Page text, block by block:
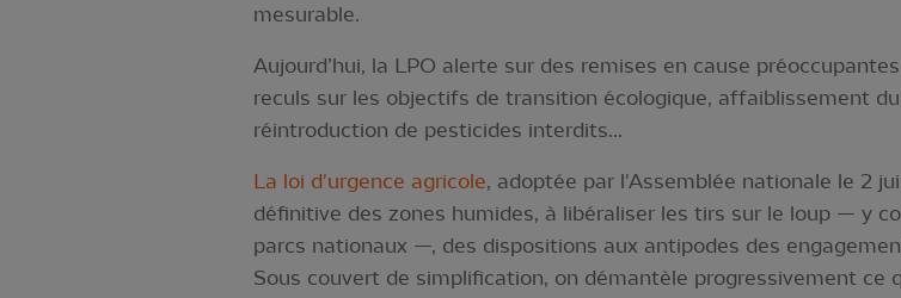
mesurable.
Aujourd’hui, la LPO alerte sur des remises en cause
reculs sur les objectifs de transition écologique, affaiblissement
réintroduction de pesticides interdits...
La loi d'urgence agricole, adoptée par l'Assemblée nationale le 2
définitive des zones humides, à libéraliser les tirs sur le loup — y
parcs nationaux —, des dispositions aux antipodes des
Sous couvert de simplification, on démantèle progressivement ce